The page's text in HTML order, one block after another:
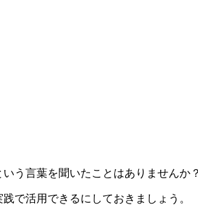
う言葉を聞いたことはありませんか？
で活用できるにしておきましょう。